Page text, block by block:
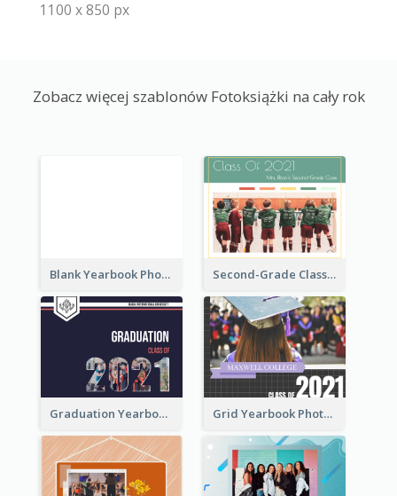
1100 x 850 px
Zobacz więcej szablonów Fotoksiążki na cały rok
Blank Yearbook Photo Book Second-Grade Class Yearbook Photo Book
Graduation Yearbook Photo Book Grid Yearbook Photo Book